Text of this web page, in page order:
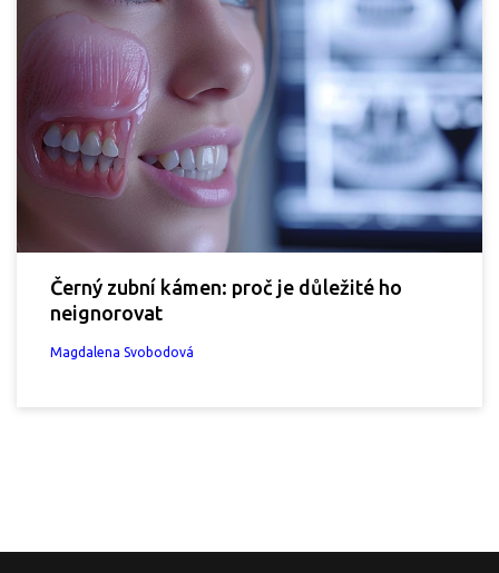
Černý zubní kámen: proč je důležité ho
neignorovat
Magdalena Svobodová